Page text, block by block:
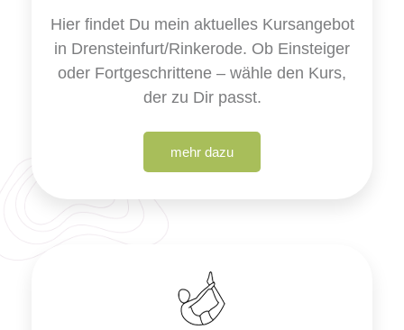
Hier findet Du mein aktuelles Kursangebot
in Drensteinfurt/Rinkerode. Ob Einsteiger
oder Fortgeschrittene – wähle den Kurs,
der zu Dir passt.
mehr dazu